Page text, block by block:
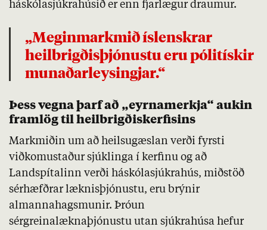
háskólasjúkrahúsið er enn fjarlægur draumur.
„Meginmarkmið íslenskrar
heilbrigðisþjónustu eru pólitískir
munaðarleysingjar.“
Þess vegna þarf að „eyrnamerkja“ aukin
framlög til heilbrigðiskerfisins
Markmiðin um að heilsugæslan verði fyrsti
viðkomustaður sjúklinga í kerfinu og að
Landspítalinn verði háskólasjúkrahús, miðstöð
sérhæfðrar læknisþjónustu, eru brýnir
almannahagsmunir. Þróun
sérgreinalæknaþjónustu utan sjúkrahúsa hefur